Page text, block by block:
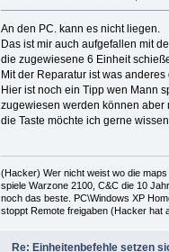
An den PC. kann es nicht liegen.
Das ist mir auch aufgefallen mit
die zugewiesene 6 Einheit
Mit der Reparatur ist was
Hier ist noch ein Tipp wen Mann
zugewiesen werden können aber
die Taste möchte ich gerne
(Hacker) Wer nicht weist wo die
spiele Warzone 2100, C&C die 10
noch das beste. PC\Windows XP
stoppt Remote freigaben (Hacker hat
Re: Einheitenbefehle setzen